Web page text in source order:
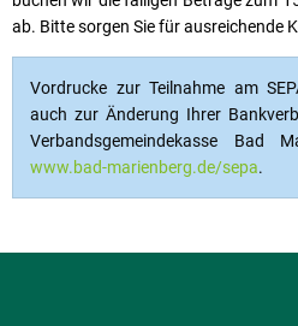
ab. Bitte sorgen Sie für ausreichende
Vordrucke zur Teilnahme am
auch zur Änderung Ihrer
Verbandsgemeindekasse Bad
www.bad-marienberg.de/sepa.